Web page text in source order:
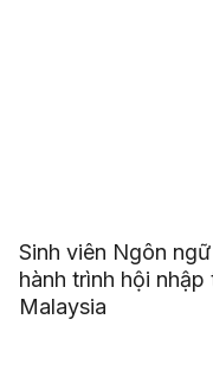
Sinh viên Ngôn
hành trình hội
Malaysia